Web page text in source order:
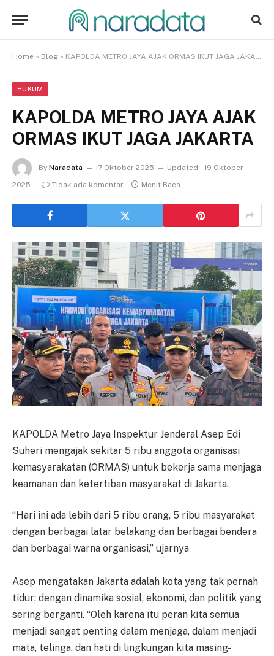
Home » Blog » KAPOLDA METRO JAYA AJAK ORMAS IKUT JAGA JAKARTA
HUKUM
KAPOLDA METRO JAYA AJAK
ORMAS IKUT JAGA JAKARTA
By Naradata 17 Oktober 2025 Updated: 19 Oktober
2025
Tidak ada komentar Menit Baca
KAPOLDA Metro Jaya Inspektur Jenderal Asep Edi
Suheri mengajak sekitar 5 ribu anggota organisasi
kemasyarakatan (ORMAS) untuk bekerja sama menjaga
keamanan dan ketertiban masyarakat di Jakarta.
“Hari ini ada lebih dari 5 ribu orang, 5 ribu masyarakat
dengan berbagai latar belakang dan berbagai bendera
dan berbagai warna organisasi,” ujarnya
Asep mengatakan Jakarta adalah kota yang tak pernah
tidur; dengan dinamika sosial, ekonomi, dan politik yang
sering berganti. “Oleh karena itu peran kita semua
menjadi sangat penting dalam menjaga, dalam menjadi
mata, telinga, dan hati di lingkungan kita masing-